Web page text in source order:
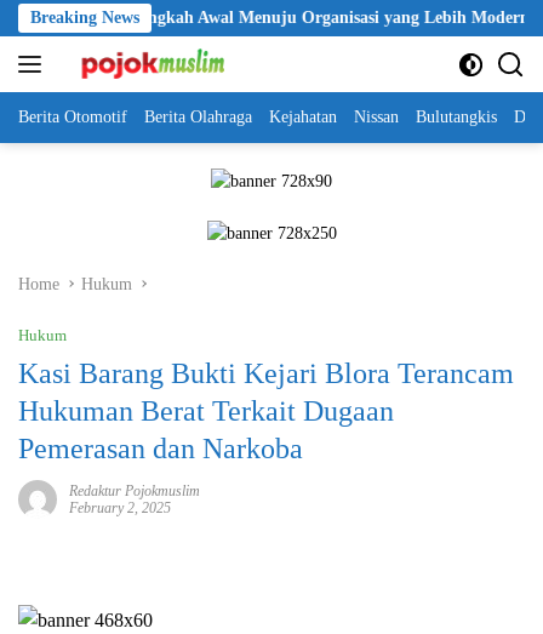
Skip
to
content
Breaking News
Polri Jadi Langkah Awal Menuju Organisasi yang Lebih Modern
Berita Otomotif Berita Olahraga Kejahatan Nissan Bulutangkis
Home Hukum
Hukum
Kasi Barang Bukti Kejari Blora Terancam
Hukuman Berat Terkait Dugaan
Pemerasan dan Narkoba
Redaktur Pojokmuslim
February 2, 2025